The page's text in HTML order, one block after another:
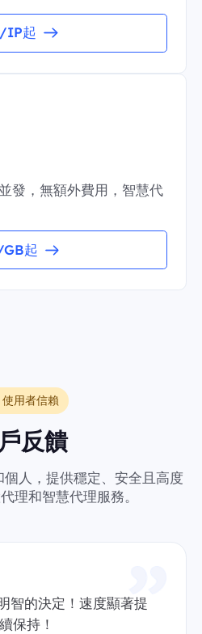
IP起
發，無額外費用，智慧代
起
使用者信賴
反饋
人，提供穩定、安全且高度
理和智慧代理服務。
智的決定！速度顯著提
保持！